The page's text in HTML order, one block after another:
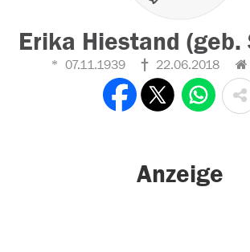
Erika Hiestand (geb.
07.11.1939 22.06.2018
Anzeige